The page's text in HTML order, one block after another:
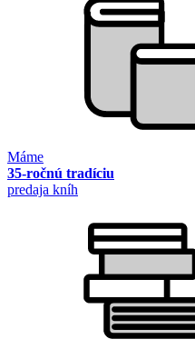
Máme
35-ročnú tradíciu
predaja kníh